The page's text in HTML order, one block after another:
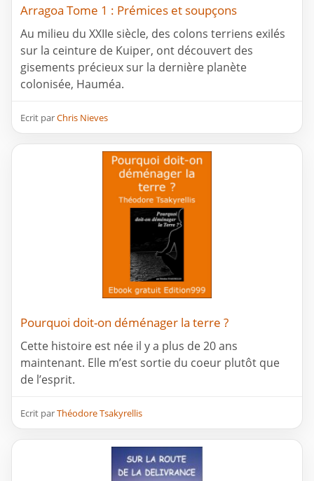
Arragoa Tome 1 : Prémices et soupçons
Au milieu du XXIIe siècle, des colons terriens exilés
sur la ceinture de Kuiper, ont découvert des
gisements précieux sur la dernière planète
colonisée, Hauméa.
Ecrit parChris Nieves
Pourquoi doit-on déménager la terre ?
Cette histoire est née il y a plus de 20 ans
maintenant. Elle m’est sortie du coeur plutôt que
de l’esprit.
Ecrit parThéodore Tsakyrellis